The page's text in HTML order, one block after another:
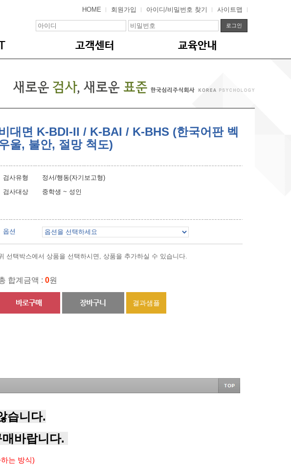
HOME 회원가입 아이디/비밀번호 찾기 사이트맵
고객센터 교육안내
대면 K-BDI-II / K-BAI / K-BHS (한국어판 벡
울, 불안, 절망 척도)
검사유형
정서/행동(자기보고형)
검사대상
중학생 ~ 성인
옵션
선택박스에서 상품을 선택하시면, 상품을 추가하실 수 있습니다.
합계금액 : 0원
결과샘플
습니다.
바랍니다.
는 방식)